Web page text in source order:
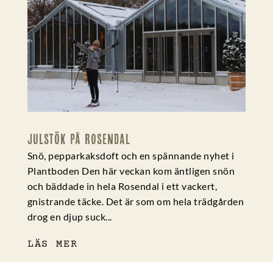
JULSTÖK PÅ ROSENDAL
Snö, pepparkaksdoft och en spännande nyhet i
Plantboden Den här veckan kom äntligen snön
och bäddade in hela Rosendal i ett vackert,
gnistrande täcke. Det är som om hela trädgården
drog en djup suck...
LÄS MER